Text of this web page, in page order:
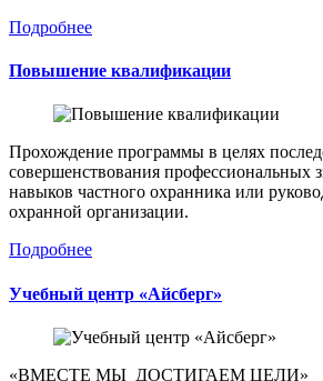
Подробнее
Повышение квалификации
Прохождение программы в целях
совершенствования профессиональных
навыков частного охранника или
охранной организации.
Подробнее
Учебный центр «Айсберг»
«ВМЕСТЕ МЫ ДОСТИГАЕМ ЦЕЛИ»